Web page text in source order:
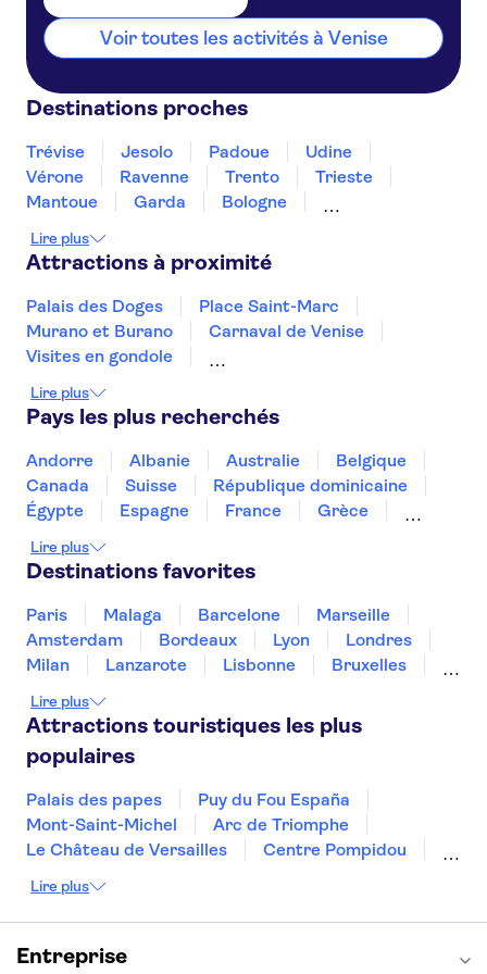
Voir toutes les activités à Venise
Destinations proches
Trévise Jesolo Padoue
Udine
Vérone
Ravenne Trento
Trieste
Mantoue
Garda
Bologne
Lire plus
Attractions à proximité
Palais des Doges
Place Saint-Marc
Murano et Burano
Carnaval de Venise
Visites en gondole
Le Musée Égyptologique de Turin
Tour de Pise
Musées du Vatican
Musées royaux de Turin
Îles Borromées
La Chapelle Sixtine
Mole Antonelliana - Musée national du Cinéma
La Cène de Léonard De Vinci
Lire plus
Pays les plus recherchés
Andorre Albanie Australie
Belgique
Canada
Suisse
République dominicaine
Égypte
Espagne France
Grèce
Maroc
Malaisie Thaïlande
Turquie
Lire plus
Destinations favorites
Paris Malaga Barcelone
Marseille
Amsterdam
Bordeaux Lyon
Londres
Milan
Lanzarote Lisbonne
Bruxelles
Dubai
Copenhague Minorque
Lire plus
Attractions touristiques les plus
populaires
Palais des papes
Puy du Fou España
Mont-Saint-Michel
Arc de Triomphe
Le Château de Versailles
Centre Pompidou
La Chapelle Sixtine
La Sagrada Familia
Musée d'Orsay
Statue de la Liberté
Lire plus
Entreprise